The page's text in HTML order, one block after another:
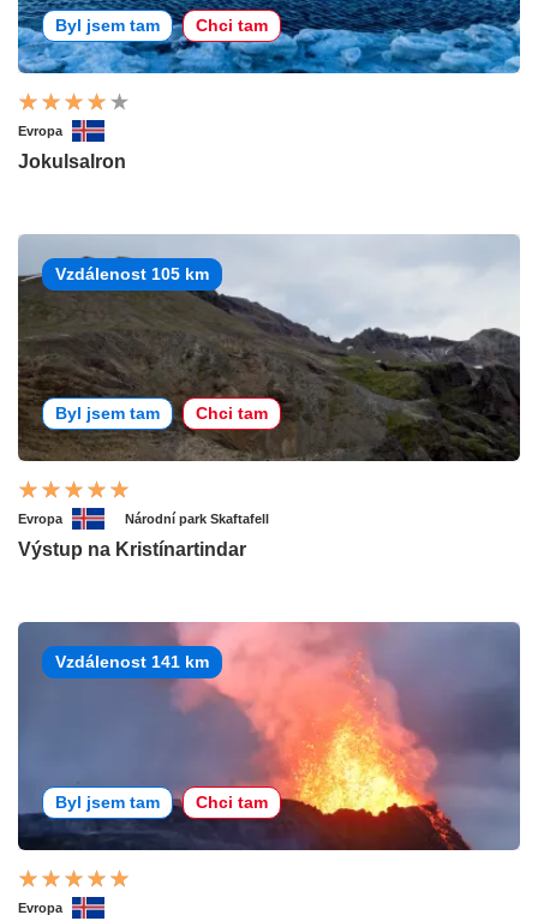
Byl jsem tam Chci tam
Evropa
Jokulsalron
Vzdálenost 105 km
Byl jsem tam Chci tam
Evropa Národní park Skaftafell
Výstup na Kristínartindar
Vzdálenost 141 km
Byl jsem tam Chci tam
Evropa